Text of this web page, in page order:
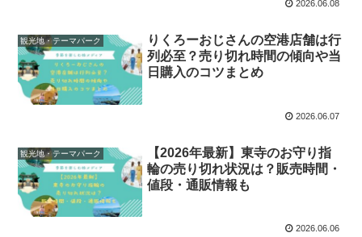
2026.06.08
観光地・テーマパーク
りくろーおじさんの空港店舗は行
列必至？売り切れ時間の傾向や当
日購入のコツまとめ
2026.06.07
観光地・テーマパーク
【2026年最新】東寺のお守り指
輪の売り切れ状況は？販売時間・
値段・通販情報も
2026.06.06